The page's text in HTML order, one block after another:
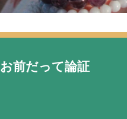
お前だって論証